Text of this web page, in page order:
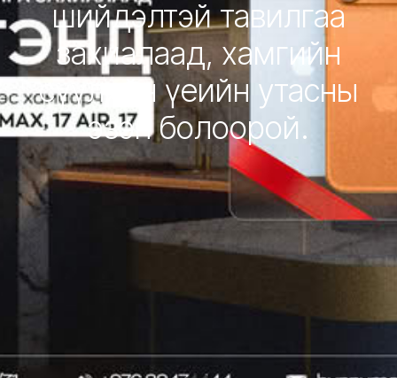
шийдэлтэй тавилгаа
захиалаад, хамгийн
сүүлийн үеийн утасны
эзэн болоорой.